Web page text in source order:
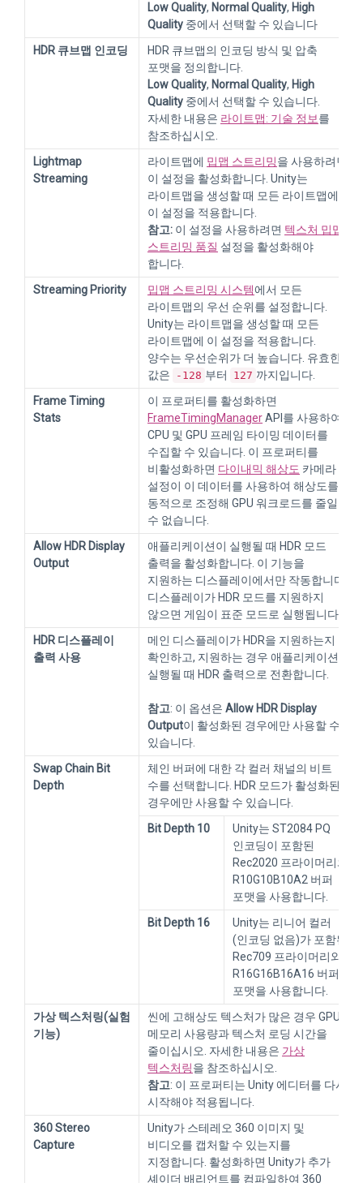
Low Quality, Normal Quality, High
Quality 중에서 선택할 수 있습니다
HDR 큐브맵 인코딩
HDR 큐브맵의 인코딩 방식 및 압축
포맷을 정의합니다.
Low Quality, Normal Quality, High
Quality 중에서 선택할 수 있습니다.
자세한 내용은 라이트맵: 기술 정보를
참조하십시오.
Lightmap
Streaming
라이트맵에 밉맵 스트리밍을 사용하려면
이 설정을 활성화합니다. Unity는
라이트맵을 생성할 때 모든 라이트맵에
이 설정을 적용합니다.
참고: 이 설정을 사용하려면 텍스처 밉맵
스트리밍 품질 설정을 활성화해야
합니다.
Streaming Priority
밉맵 스트리밍 시스템에서 모든
라이트맵의 우선 순위를 설정합니다.
Unity는 라이트맵을 생성할 때 모든
라이트맵에 이 설정을 적용합니다.
양수는 우선순위가 더 높습니다. 유효한
값은
-128 부터 127 까지입니다.
Frame Timing
Stats
이 프로퍼티를 활성화하면
FrameTimingManagerAPI를 사용하여
CPU 및 GPU 프레임 타이밍 데이터를
수집할 수 있습니다. 이 프로퍼티를
비활성화하면 다이내믹 해상도 카메라
설정이 이 데이터를 사용하여 해상도를
동적으로 조정해 GPU 워크로드를 줄일
수 없습니다.
Allow HDR Display
Output
애플리케이션이 실행될 때 HDR 모드
출력을 활성화합니다. 이 기능을
지원하는 디스플레이에서만 작동합니다.
디스플레이가 HDR 모드를 지원하지
않으면 게임이 표준 모드로 실행됩니다.
HDR 디스플레이
출력 사용
메인 디스플레이가 HDR을 지원하는지
확인하고, 지원하는 경우 애플리케이션이
실행될 때 HDR 출력으로 전환합니다.
참고: 이 옵션은 Allow HDR Display
Output이 활성화된 경우에만 사용할 수
있습니다.
Swap Chain Bit
Depth
체인 버퍼에 대한 각 컬러 채널의 비트
수를 선택합니다. HDR 모드가 활성화된
경우에만 사용할 수 있습니다.
Bit Depth 10
Unity는 ST2084 PQ
인코딩이 포함된
Rec2020 프라이머리와
R10G10B10A2 버퍼
포맷을 사용합니다.
Bit Depth 16
Unity는 리니어 컬러
(인코딩 없음)가 포함된
Rec709 프라이머리와
R16G16B16A16 버퍼
포맷을 사용합니다.
가상 텍스처링(실험
기능)
씬에 고해상도 텍스처가 많은 경우 GPU
메모리 사용량과 텍스처 로딩 시간을
줄이십시오. 자세한 내용은 가상
텍스처링을 참조하십시오.
참고: 이 프로퍼티는 Unity 에디터를 다시
시작해야 적용됩니다.
360 Stereo
Capture
Unity가 스테레오 360 이미지 및
비디오를 캡처할 수 있는지를
지정합니다. 활성화하면 Unity가 추가
셰이더 배리언트를 컴파일하여 360